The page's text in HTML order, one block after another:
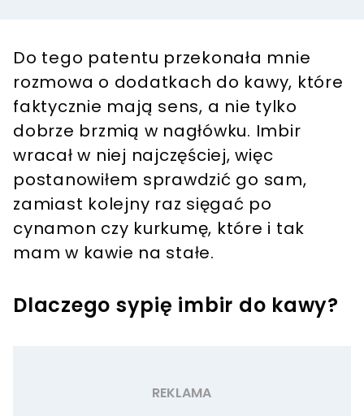
Do tego patentu przekonała mnie
rozmowa o dodatkach do kawy, które
faktycznie mają sens, a nie tylko
dobrze brzmią w nagłówku. Imbir
wracał w niej najczęściej, więc
postanowiłem sprawdzić go sam,
zamiast kolejny raz sięgać po
cynamon czy kurkumę, które i tak
mam w kawie na stałe.
Dlaczego sypię imbir do kawy?